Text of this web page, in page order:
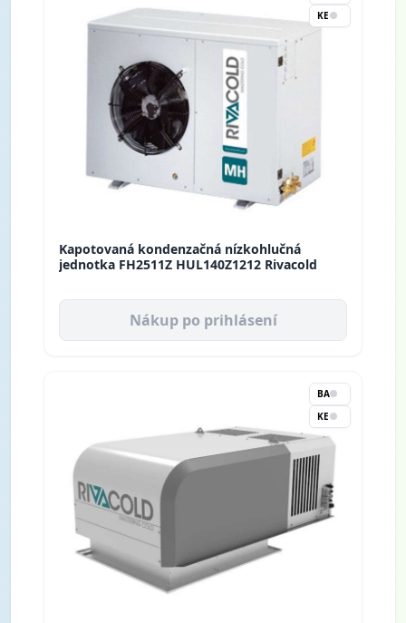
KE
Kapotovaná kondenzačná nízkohlučná
jednotka FH2511Z HUL140Z1212 Rivacold
Nákup po prihlásení
BA
KE